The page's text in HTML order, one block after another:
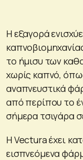
Η εξαγορά
το ήμισυ των
χωρίς καπνό,
αναπνευστικά
από περίπου το
σήμερα τσιγάρα
Η Vectura έχει
εισπνεόμενα